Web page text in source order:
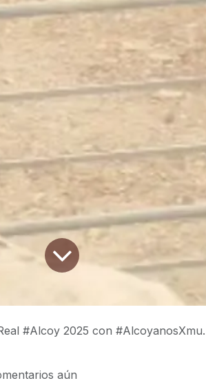
#Alcoy 2025 con #AlcoyanosXmundo
aún